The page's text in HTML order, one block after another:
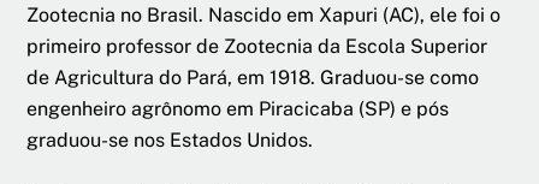
Zootecnia no Brasil. Nascido em Xapuri (AC), ele foi o
primeiro professor de Zootecnia da Escola Superior
de Agricultura do Pará, em 1918. Graduou-se como
engenheiro agrônomo em Piracicaba (SP) e pós
graduou-se nos Estados Unidos.